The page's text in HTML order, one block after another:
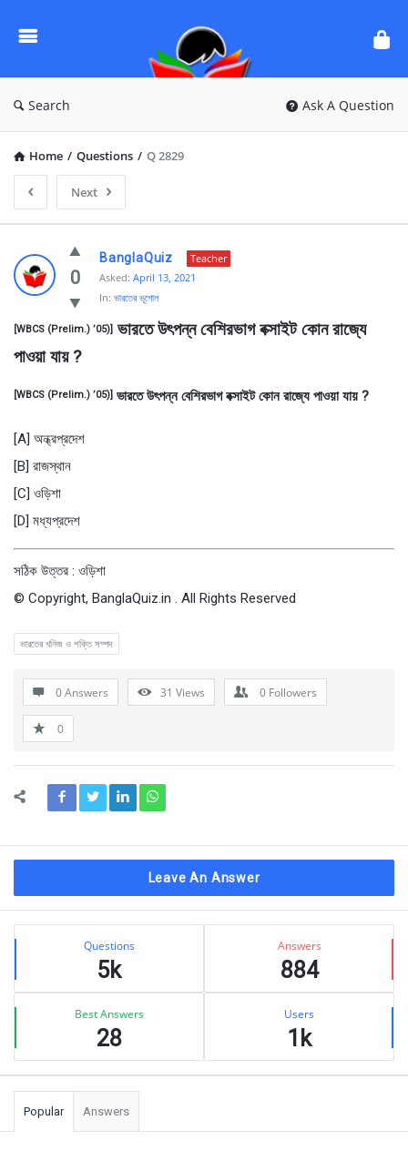
Questions
Search Ask A Question
Home / Questions / Q 2829
Next
Ask
Questions
BanglaQuiz
Latest
Questions
0
BanglaQuiz
Teacher
Asked: April 13, 2021
In: ভারতের ভূগোল
[WBCS (Prelim.) ’05)] ভারতে উৎপন্ন বেশিরভাগ বক্সাইট কোন রাজ্যে
পাওয়া যায় ?
[WBCS (Prelim.) ’05)] ভারতে উৎপন্ন বেশিরভাগ বক্সাইট কোন রাজ্যে পাওয়া যায় ?
[A] অন্ধ্রপ্রদেশ
[B] রাজস্থান
[C] ওড়িশা
[D] মধ্যপ্রদেশ
সঠিক উত্তর : ওড়িশা
© Copyright, BanglaQuiz.in . All Rights Reserved
ভারতের খনিজ ও শক্তি সম্পদ
0 Answers 31 Views 0 Followers
0
Leave An Answer
Sidebar
Stats Questions
5k
Answers
884
Best Answers
28
Users
1k
Popular Answers